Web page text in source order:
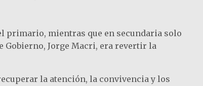
primario, mientras que en secundaria solo
Gobierno, Jorge Macri, era revertir la
la atención, la convivencia y los